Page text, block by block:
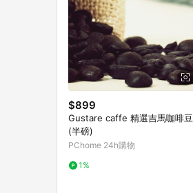
$899
Gustare caffe 精選吉馬咖啡豆
(半磅)
PChome 24h購物
1%